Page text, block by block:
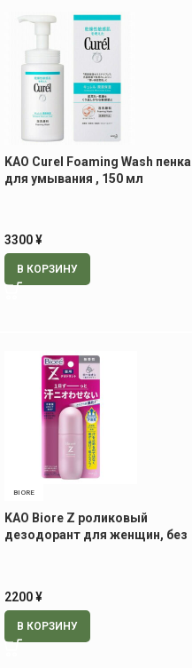
KAO Curel Foaming Wash пенка
для умывания , 150 мл
3300¥
В КОРЗИНУ
BIORE
KAO Biore Z роликовый
дезодорант для женщин, без
2200¥
В КОРЗИНУ